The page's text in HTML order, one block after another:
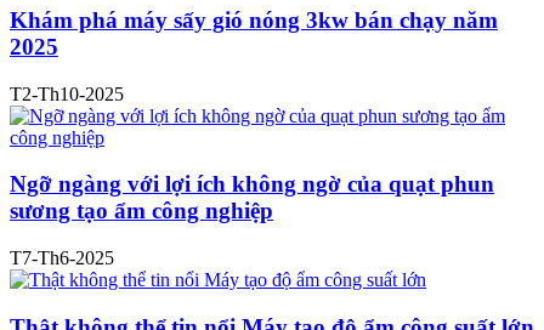
Khám phá máy sấy gió nóng 3kw bán chạy năm
2025
T2-Th10-2025
Ngỡ ngàng với lợi ích không ngờ của quạt phun
sương tạo ẩm công nghiệp
T7-Th6-2025